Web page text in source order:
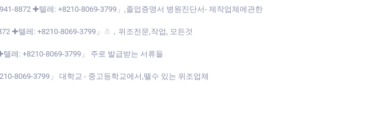
8872 ✚텔레: +8210-8069-3799」,졸업증명서 병원진단서- 제작업체에관한
✚텔레: +8210-8069-3799」☃，위조전문,작업, 모든것
: +8210-8069-3799」 주로 발급받는 서류들
8069-3799」 대학교 - 중고등학교에서,뗄수 있는 위조업체